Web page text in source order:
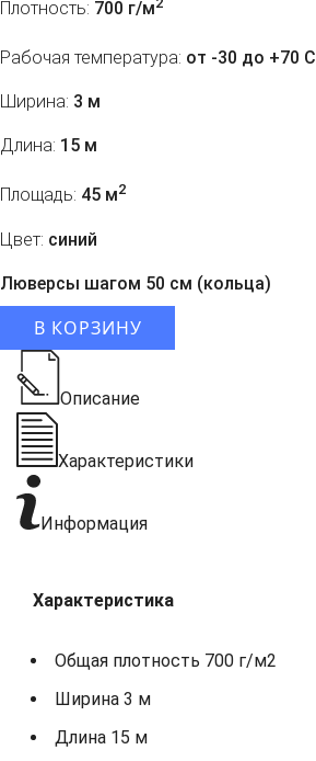
Плотность: 700 г/м
Рабочая температура: от -30 до +70 C
Ширина: 3 м
Длина: 15 м
Площадь: 45 м2
Цвет: синий
Люверсы шагом 50 см (кольца)
В КОРЗИНУ
Описание
Характеристики
Информация
Характеристика
Общая плотность 700 г/м2
Ширина 3 м
Длина 15 м